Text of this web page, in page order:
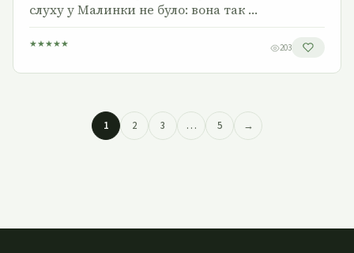
слуху у Малинки не було: вона так …
★★★★★ 203
1 2 3 … 5 →